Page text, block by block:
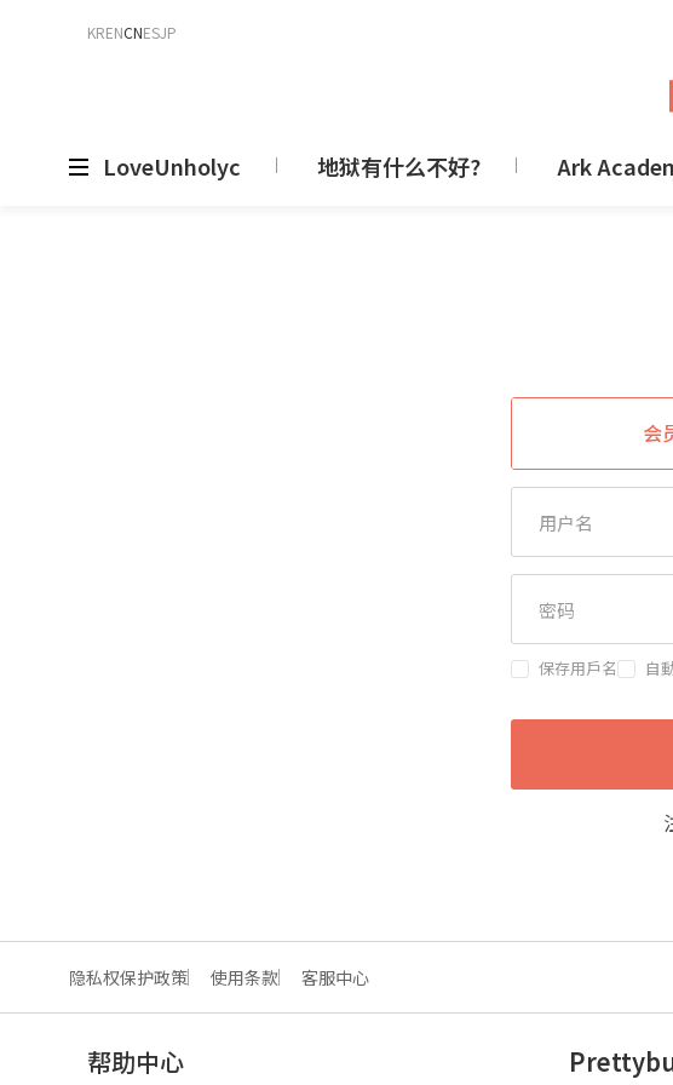
KRENCNESJP
LoveUnholyc 地狱有什么不好? Ark
会
保存用戶名 自
隐私权保护政策 使用条款 客服中心
帮助中心